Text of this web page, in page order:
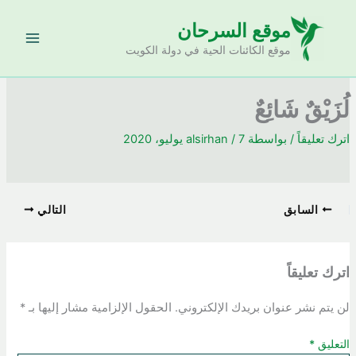
موقع السرحان
موقع الكائنات الحية في دولة الكويت
لُزَيْقٌ شَائِعٌ
اترك تعليقاً / بواسطة alsirhan/7 يوليو، 2020
السابق التالي
اترك تعليقاً
لن يتم نشر عنوان بريدك الإلكتروني. الحقول الإلزامية مشار إليها بـ *
التعليق *